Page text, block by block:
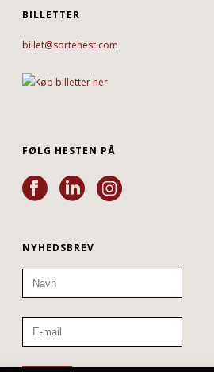
BILLETTER
billet@sortehest.com
FØLG HESTEN PÅ
NYHEDSBREV